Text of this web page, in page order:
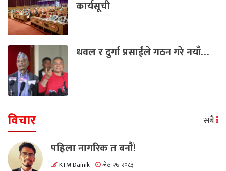
कार्यसूची
धवल र दुर्गा प्रसाईंले गठन गरे नयाँ…
विचार सबै
पहिला नागरिक त बनाैं!
KTM Dainik जेठ २७ २०८३